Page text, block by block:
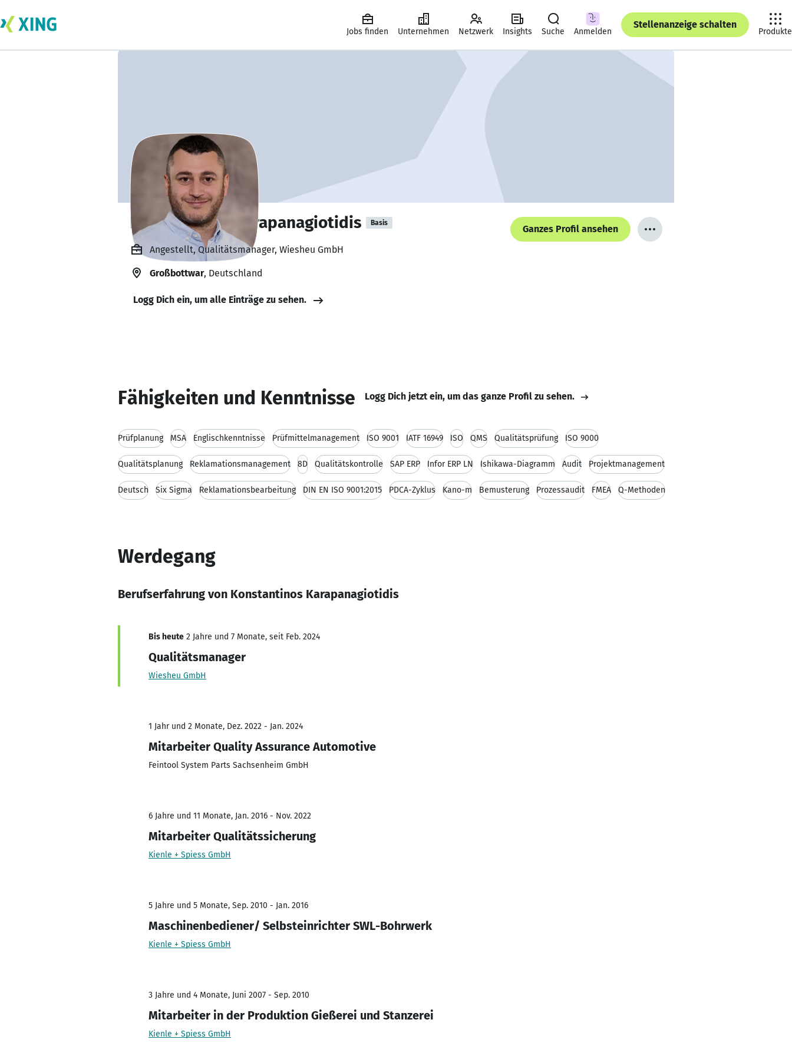
Jobs finden Unternehmen Netzwerk Insights Suche Anmelden
Stellenanzeige schalten
Produkte
Konstantinos Karapanagiotidis Basis
Ganzes Profil ansehen
Angestellt, Qualitätsmanager, Wiesheu GmbH
Großbottwar, Deutschland
Logg Dich ein, um alle Einträge zu sehen.
Fähigkeiten und Kenntnisse Logg Dich jetzt ein, um das ganze Profil zu sehen.
Prüfplanung MSA Englischkenntnisse Prüfmittelmanagement ISO 9001 IATF 16949 ISO QMS Qualitätsprüfung ISO 9000
Qualitätsplanung Reklamationsmanagement 8D Qualitätskontrolle SAP ERP Infor ERP LN Ishikawa-Diagramm Audit Projektmanagement
Deutsch Six Sigma Reklamationsbearbeitung DIN EN ISO 9001:2015 PDCA-Zyklus Kano-m Bemusterung Prozessaudit FMEA Q-Methoden
Werdegang
Berufserfahrung von Konstantinos Karapanagiotidis
Bis heute 2 Jahre und 7 Monate, seit Feb. 2024
Qualitätsmanager
Wiesheu GmbH
1 Jahr und 2 Monate, Dez. 2022 - Jan. 2024
Mitarbeiter Quality Assurance Automotive
Feintool System Parts Sachsenheim GmbH
6 Jahre und 11 Monate, Jan. 2016 - Nov. 2022
Mitarbeiter Qualitätssicherung
Kienle + Spiess GmbH
5 Jahre und 5 Monate, Sep. 2010 - Jan. 2016
Maschinenbediener/ Selbsteinrichter SWL-Bohrwerk
Kienle + Spiess GmbH
3 Jahre und 4 Monate, Juni 2007 - Sep. 2010
Mitarbeiter in der Produktion Gießerei und Stanzerei
Kienle + Spiess GmbH